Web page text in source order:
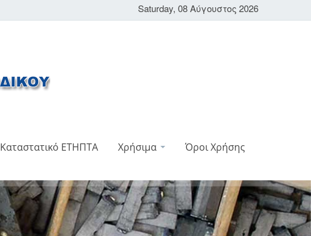
Saturday, 08 Αύγουστος 2026
Καταστατικό ΕΤΗΠΤΑ Χρήσιμα Όροι Χρήσης